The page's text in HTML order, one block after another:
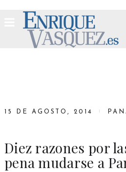
15 DE AGOSTO, 2014
Diez razones por
pena mudarse a